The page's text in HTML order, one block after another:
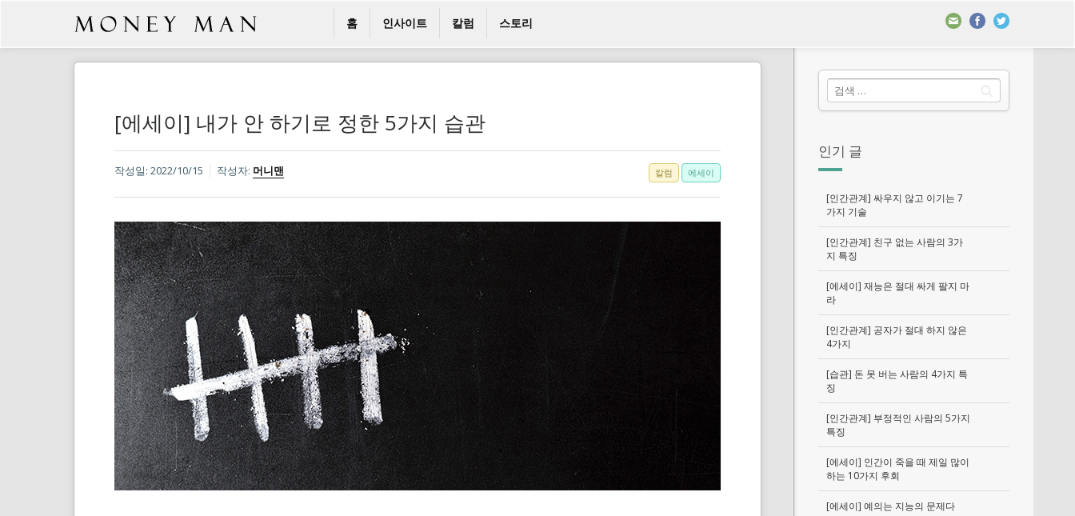
홈 인사이트 칼럼 스토리
인기 글
[인간관계] 싸우지 않고 이기는 7
가지 기술
[인간관계] 친구 없는 사람의 3가
지 특징
[에세이] 재능은 절대 싸게 팔지 마
라
[인간관계] 공자가 절대 하지 않은
4가지
[습관] 돈 못 버는 사람의 4가지 특
징
[인간관계] 부정적인 사람의 5가지
특징
[에세이] 인간이 죽을 때 제일 많이
하는 10가지 후회
[에세이] 예의는 지능의 문제다
[에세이] 내가 안 하기로 정한 5가지 습관
작성일: 2022/10/15 작성자: 머니맨 에세이
칼럼